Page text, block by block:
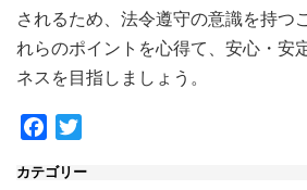
されるため、法令遵守の意識を持つ
れらのポイントを心得て、安心・安
ネスを目指しましょう。
Facebook
カテゴリー